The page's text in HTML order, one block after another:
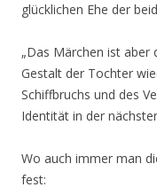
glücklichen Ehe der
„Das Märchen ist aber
Gestalt der Tochter
Schiffbruchs und des
Identität in der
Wo auch immer man
fest: